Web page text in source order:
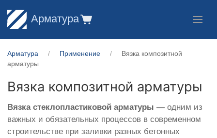
Арматура
Арматура Применение
Вязка композитной
арматуры
Вязка композитной арматуры
Вязка стеклопластиковой арматуры — одним из
важных и обязательных процессов в современном
строительстве при заливки разных бетонных